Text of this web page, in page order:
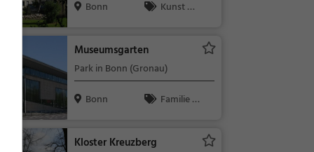
Bonn
Kunst &
Museumsgarten
Park in Bonn (Gronau)
Bonn
Familie &
Kloster Kreuzberg